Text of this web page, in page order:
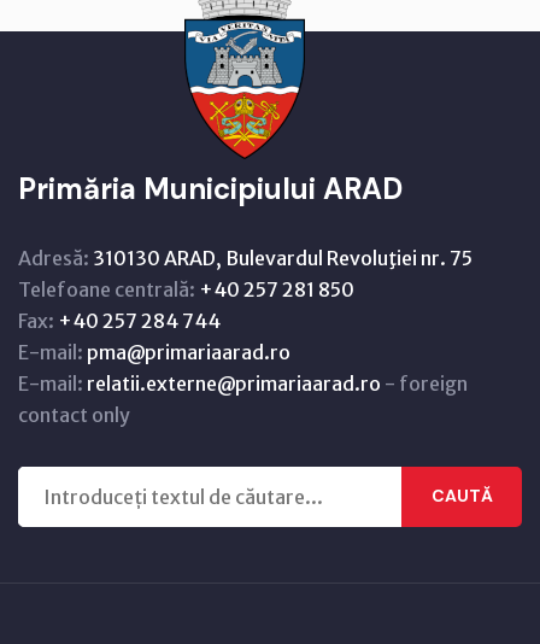
Primăria Municipiului ARAD
Adresă: 310130 ARAD, Bulevardul Revoluţiei nr. 75
Telefoane centrală: +40 257 281 850
Fax: +40 257 284 744
E-mail: pma@primariaarad.ro
E-mail: relatii.externe@primariaarad.ro - foreign
contact only
CAUTĂ